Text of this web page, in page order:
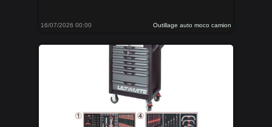
16/07/2026 00:00 Outillage auto moco camion